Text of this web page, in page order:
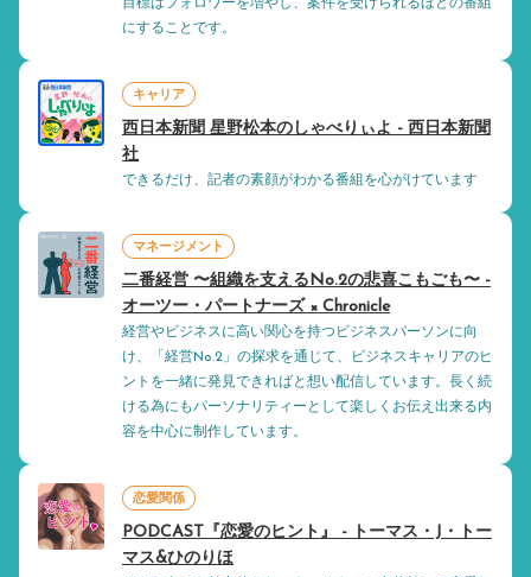
目標はフォロワーを増やし、案件を受けられるほどの番組
にすることです。
キャリア
西日本新聞 星野松本のしゃべりぃよ - 西日本新聞
社
できるだけ、記者の素顔がわかる番組を心がけています
マネージメント
二番経営 〜組織を支えるNo.2の悲喜こもごも〜 -
オーツー・パートナーズ × Chronicle
経営やビジネスに高い関心を持つビジネスパーソンに向
け、「経営No.2」の探求を通じて、ビジネスキャリアのヒ
ントを一緒に発見できればと想い配信しています。長く続
ける為にもパーソナリティーとして楽しくお伝え出来る内
容を中心に制作しています。
恋愛関係
PODCAST『恋愛のヒント』 - トーマス・J・トー
マス&ひのりほ